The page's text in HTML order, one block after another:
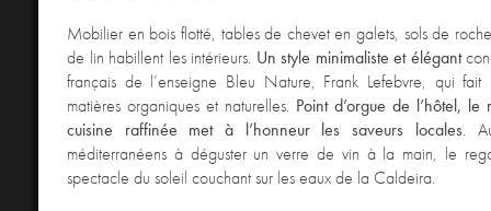
Mobilier en bois flotté, tables de chevet en galets, sols de
de lin habillent les intérieurs. Un style minimaliste et élégant
français de l’enseigne Bleu Nature, Frank Lefebvre, qui
matières organiques et naturelles. Point d’orgue de l’hôtel, le
cuisine raffinée met à l’honneur les saveurs locales.
méditerranéens à déguster un verre de vin à la main, le
spectacle du soleil couchant sur les eaux de la Caldeira.